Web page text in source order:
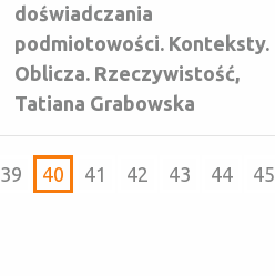
doświadczania
podmiotowości. Konteksty.
Oblicza. Rzeczywistość,
Tatiana Grabowska
39 40 41 42 43 44 45